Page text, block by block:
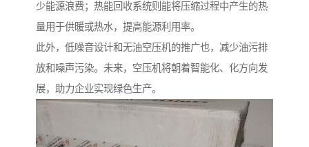
少能源浪费；热能回收系统则能将压缩过程中产生的热
量用于供暖或热水，提高能源利用率。
此外，低噪音设计和无油空压机的推广也，减少油污排
放和噪声污染。未来，空压机将朝着智能化、化方向发
展，助力企业实现绿色生产。